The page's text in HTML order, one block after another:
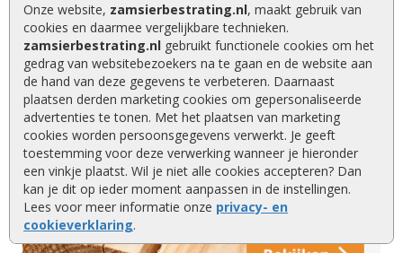
Onze website, zamsierbestrating.nl, maakt gebruik van
cookies en daarmee vergelijkbare technieken.
zamsierbestrating.nl gebruikt functionele cookies om het
gedrag van websitebezoekers na te gaan en de website aan
de hand van deze gegevens te verbeteren. Daarnaast
plaatsen derden marketing cookies om gepersonaliseerde
advertenties te tonen. Met het plaatsen van marketing
cookies worden persoonsgegevens verwerkt. Je geeft
toestemming voor deze verwerking wanneer je hieronder
een vinkje plaatst. Wil je niet alle cookies accepteren? Dan
kan je dit op ieder moment aanpassen in de instellingen.
Lees voor meer informatie onze privacy- en
cookieverklaring.